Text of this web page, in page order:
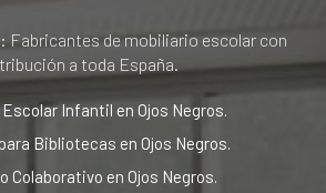
Fabricantes de mobiliario escolar con
a toda España.
Infantil en Ojos Negros.
Bibliotecas en Ojos Negros.
Colaborativo en Ojos Negros.